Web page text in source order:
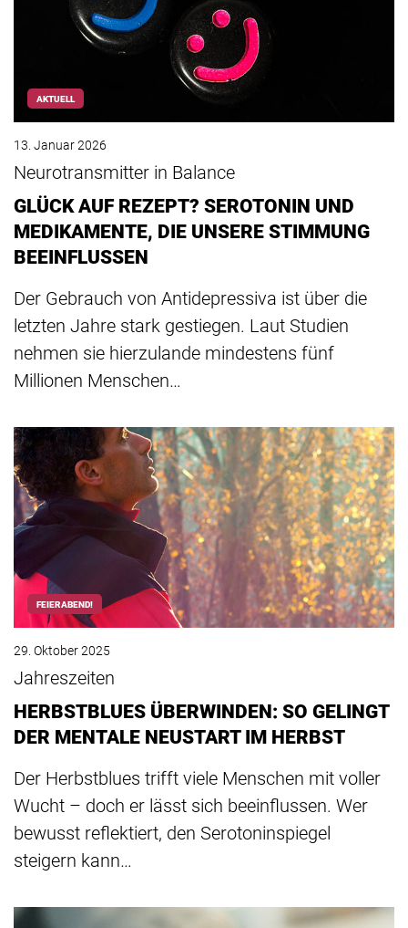
AKTUELL
13. Januar 2026
Neurotransmitter in Balance
GLÜCK AUF REZEPT? SEROTONIN UND
MEDIKAMENTE, DIE UNSERE STIMMUNG
BEEINFLUSSEN
Der Gebrauch von Antidepressiva ist über die
letzten Jahre stark gestiegen. Laut Studien
nehmen sie hierzulande mindestens fünf
Millionen Menschen…
FEIERABEND!
29. Oktober 2025
Jahreszeiten
HERBSTBLUES ÜBERWINDEN: SO GELINGT
DER MENTALE NEUSTART IM HERBST
Der Herbstblues trifft viele Menschen mit voller
Wucht – doch er lässt sich beeinflussen. Wer
bewusst reflektiert, den Serotoninspiegel
steigern kann…